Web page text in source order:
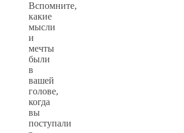
Вспомните,
какие
мысли
и
мечты
были
в
вашей
голове,
когда
вы
поступали